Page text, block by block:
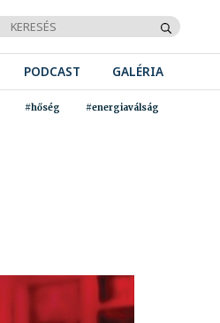
PODCAST GALÉRIA
#hőség #energiaválság